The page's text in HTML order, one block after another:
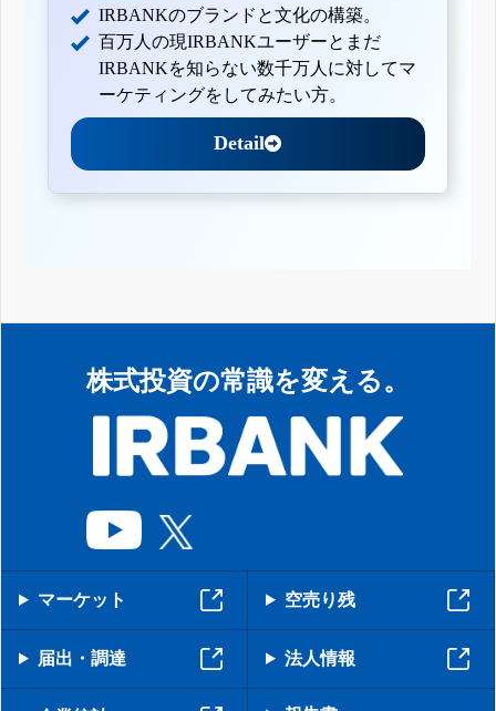
IRBANKのブランドと文化の構築。
百万人の現IRBANKユーザーとまだ
IRBANKを知らない数千万人に対してマ
ーケティングをしてみたい方。
Detail
株式投資の常識を変える。
マーケット 空売り残
届出・調達 法人情報